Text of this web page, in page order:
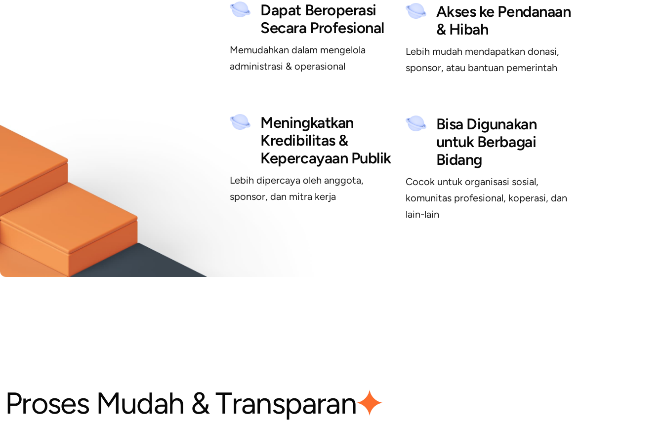
Dapat Beroperasi
Secara Profesional
Memudahkan dalam mengelola
administrasi & operasional
Meningkatkan
Kredibilitas &
Kepercayaan Publik
Lebih dipercaya oleh anggota,
sponsor, dan mitra kerja
Akses ke Pendanaan
& Hibah
Lebih mudah mendapatkan donasi,
sponsor, atau bantuan pemerintah
Bisa Digunakan
untuk Berbagai
Bidang
Cocok untuk organisasi sosial,
komunitas profesional, koperasi, dan
lain-lain
Proses Mudah &Transparan